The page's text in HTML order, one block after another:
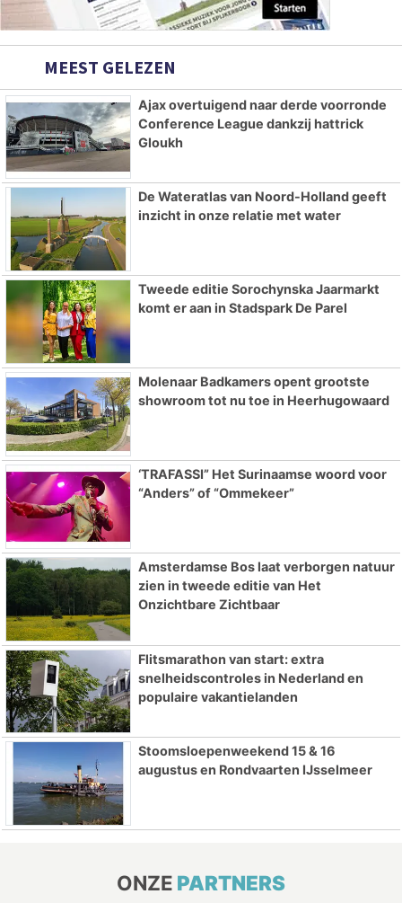
MEEST GELEZEN
Ajax overtuigend naar derde voorronde
Conference League dankzij hattrick
Gloukh
De Wateratlas van Noord-Holland geeft
inzicht in onze relatie met water
Tweede editie Sorochynska Jaarmarkt
komt er aan in Stadspark De Parel
Molenaar Badkamers opent grootste
showroom tot nu toe in Heerhugowaard
‘TRAFASSI” Het Surinaamse woord voor
“Anders” of “Ommekeer”
Amsterdamse Bos laat verborgen natuur
zien in tweede editie van Het
Onzichtbare Zichtbaar
Flitsmarathon van start: extra
snelheidscontroles in Nederland en
populaire vakantielanden
Stoomsloepenweekend 15 & 16
augustus en Rondvaarten IJsselmeer
ONZE PARTNERS